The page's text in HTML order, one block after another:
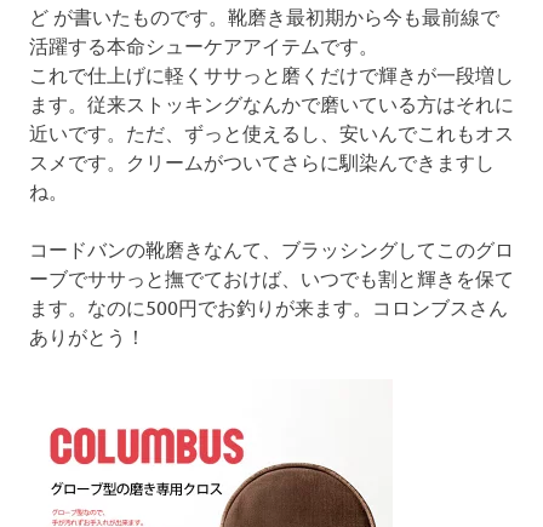
ど が書いたものです。靴磨き最初期から今も最前線で
活躍する本命シューケアアイテムです。
これで仕上げに軽くササっと磨くだけで輝きが一段増し
ます。従来ストッキングなんかで磨いている方はそれに
近いです。ただ、ずっと使えるし、安いんでこれもオス
スメです。クリームがついてさらに馴染んできますし
ね。
コードバンの靴磨きなんて、ブラッシングしてこのグロ
ーブでササっと撫でておけば、いつでも割と輝きを保て
ます。なのに500円でお釣りが来ます。コロンブスさん
ありがとう！